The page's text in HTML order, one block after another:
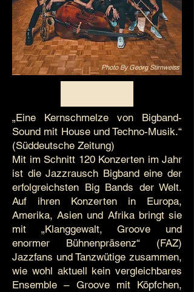
Photo By Georg Stirnweiss
„Eine Kernschmelze von Bigband-
Sound mit House und Techno-Musik.“
(Süddeutsche Zeitung)
Mit im Schnitt 120 Konzerten im Jahr
ist die Jazzrausch Bigband eine der
erfolgreichsten Big Bands der Welt.
Auf ihren Konzerten in Europa,
Amerika, Asien und Afrika bringt sie
mit „Klanggewalt, Groove und
enormer Bühnenpräsenz“ (FAZ)
Jazzfans und Tanzwütige zusammen,
wie wohl aktuell kein vergleichbares
Ensemble – Groove mit Köpfchen,